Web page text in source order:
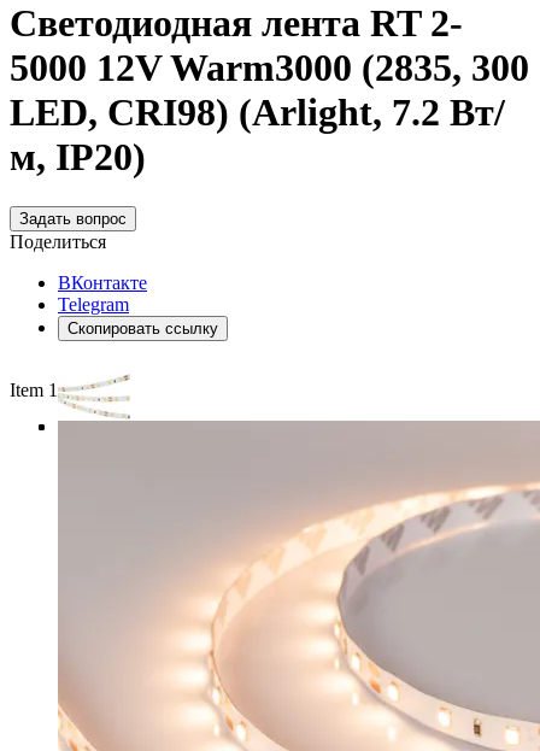
Светодиодная лента RT 2-
5000 12V Warm3000 (2835, 300
LED, CRI98) (Arlight, 7.2 Вт/
м, IP20)
Задать вопрос
Поделиться
ВКонтакте
Telegram
Скопировать ссылку
Item 1 of 4